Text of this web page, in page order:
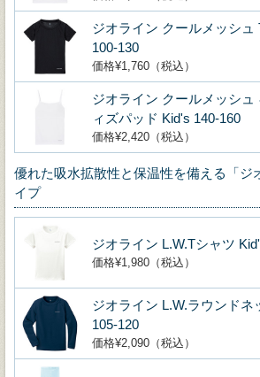
ジオライン クールメッシュ
100-130
価格¥1,760（税込）
ジオライン クールメッシュ
ィズパッド Kid's 140-160
価格¥2,420（税込）
優れた吸水拡散性と保温性を備える「ジ
イプ
ジオライン L.W.Tシャツ
価格¥1,980（税込）
ジオライン L.W.ラウンドネ
105-120
価格¥2,090（税込）